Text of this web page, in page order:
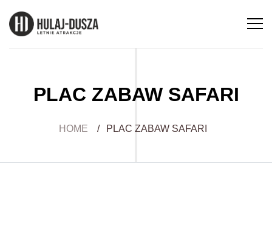
PLAC ZABAW SAFARI
HOME / PLAC ZABAW SAFARI